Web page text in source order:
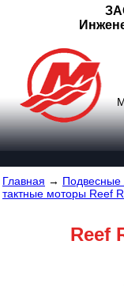
Главная → Подвесные
тактные моторы Reef
Reef